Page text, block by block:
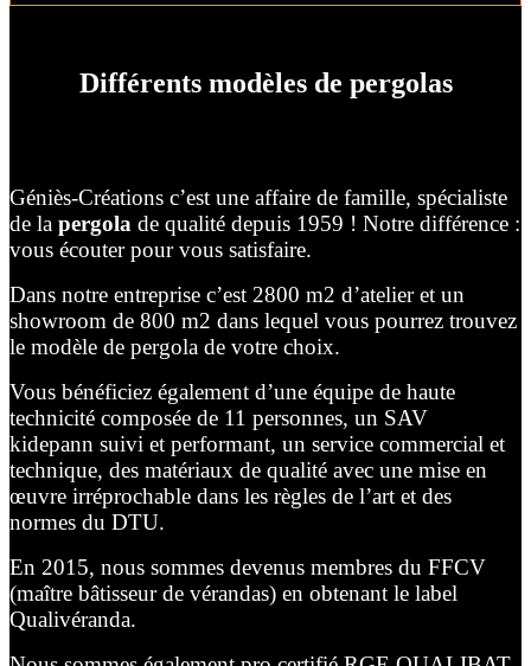
Différents modèles de pergolas
Géniès-Créations c’est une affaire de famille, spécialiste
de la pergola de qualité depuis 1959 ! Notre différence :
vous écouter pour vous satisfaire.
Dans notre entreprise c’est 2800 m2 d’atelier et un
showroom de 800 m2 dans lequel vous pourrez trouvez
le modèle de pergola de votre choix.
Vous bénéficiez également d’une équipe de haute
technicité composée de 11 personnes, un SAV
kidepann suivi et performant, un service commercial et
technique, des matériaux de qualité avec une mise en
œuvre irréprochable dans les règles de l’art et des
normes du DTU.
En 2015, nous sommes devenus membres du FFCV
(maître bâtisseur de vérandas) en obtenant le label
Qualivéranda.